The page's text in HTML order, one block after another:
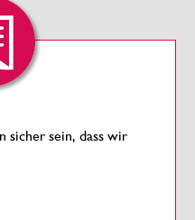
sicher sein, dass wir